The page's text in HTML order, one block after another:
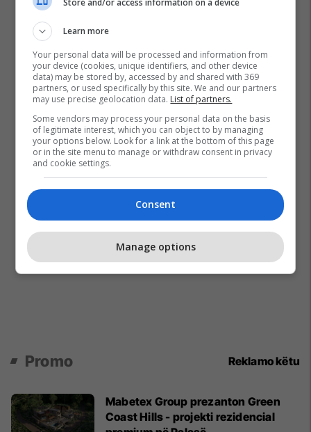
Promo Reklamo këtu
Mabetex Group prezanton Green
Coast Hills - projekti rezidencial
Learn more
Your personal data will be processed and information from
your device (cookies, unique identifiers, and other device
data) may be stored by, accessed by and shared with 369
partners, or used specifically by this site. We and our partners
may use precise geolocation data. List of partners.
Some vendors may process your personal data on the basis
of legitimate interest, which you can object to by managing
your options below. Look for a link at the bottom of this page
or in the site menu to manage or withdraw consent in privacy
and cookie settings.
Consent
Manage options